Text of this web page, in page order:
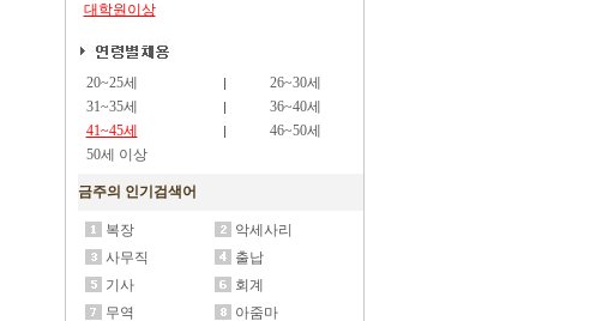
대학원이상
20~25세
26~30세
31~35세
36~40세
41~45세
46~50세
50세 이상
금주의 인기검색어
복장
악세사리
사무직
출납
기사
회계
무역
아줌마